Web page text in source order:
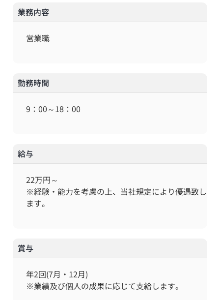
業務内容
営業職
勤務時間
9：00～18：00
給与
22万円～
※経験・能力を考慮の上、当社規定により優遇致し
ます。
賞与
年2回(7月・12月)
※業績及び個人の成果に応じて支給します。